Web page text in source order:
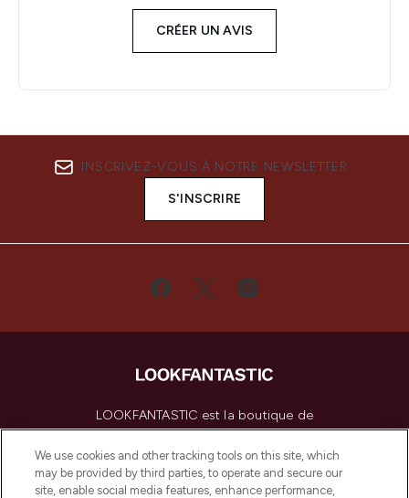
CRÉER UN AVIS
INSCRIVEZ-VOUS À NOTRE NEWSLETTER
S'INSCRIRE
LOOKFANTASTIC est la boutique de
beauté incontournable en Europe,
proposant les meilleurs produits de soins
de la peau, des cheveux et de maquillage
de plus de 200 marques prestigieuses.
We use cookies and other tracking tools on this site, which
may be provided by third parties, to operate and secure our
site, enable social media features, enhance performance,